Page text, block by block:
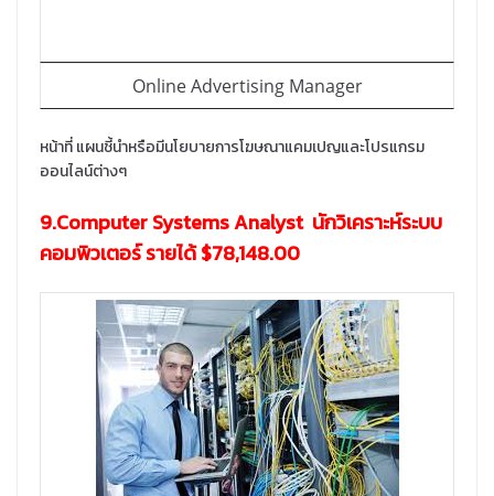
Online Advertising Manager
หน้าที่ แผนชี้นำหรือมีนโยบายการโฆษณาแคมเปญและโปรแกรม
ออนไลน์ต่างๆ
9.Computer Systems Analyst นักวิเคราะห์ระบบ
คอมพิวเตอร์ รายได้ $78,148.00